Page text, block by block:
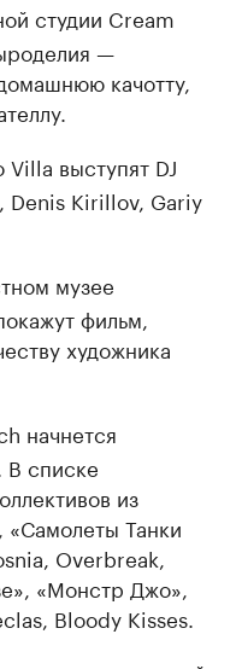
студии Cream
—
качотту,
выступят DJ
Denis Kirillov, Gariy
музее
фильм,
художника
начнется
списке
из
«Самолеты Танки
Overbreak,
«Монстр Джо»,
Bloody Kisses.